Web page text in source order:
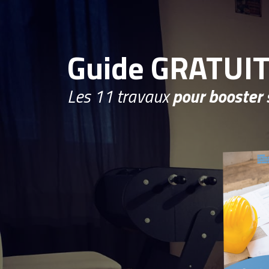
Guide GRATUIT
Les 11 travauxpour booster